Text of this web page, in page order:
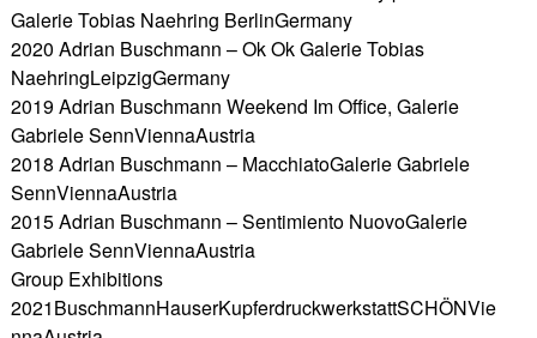
Galerie Tobias Naehring BerlinGermany
2020 Adrian Buschmann – Ok Ok Galerie Tobias
NaehringLeipzigGermany
2019 Adrian Buschmann Weekend Im Office, Galerie
Gabriele SennViennaAustria
2018 Adrian Buschmann – MacchiatoGalerie Gabriele
SennViennaAustria
2015 Adrian Buschmann – Sentimiento NuovoGalerie
Gabriele SennViennaAustria
Group Exhibitions
2021BuschmannHauserKupferdruckwerkstattSCHÖNVie